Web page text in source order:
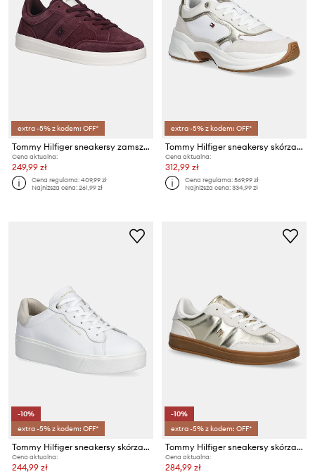
extra -5% z kodem: OFF*
Tommy Hilfiger sneakersy zamszowe TH HERITAGE COURT SNEAKER SUEDE
Cena aktualna:
249,99 zł
Cena regularna:409,99 zł
Najniższa cena:261,99 zł
extra -5% z kodem: OFF*
Tommy Hilfiger sneakersy skórzane TH CHUNKY RUNNER METALLIC
Cena aktualna:
312,99 zł
Cena regularna:569,99 zł
Najniższa cena:334,99 zł
-10%
extra -5% z kodem: OFF*
Tommy Hilfiger sneakersy skórzane CHIC PLATFORM CUPSOLE SNEAKER
Cena aktualna:
244,99 zł
-10%
extra -5% z kodem: OFF*
Tommy Hilfiger sneakersy skórzane MU JACKIE METALLIC
Cena aktualna:
284,99 zł